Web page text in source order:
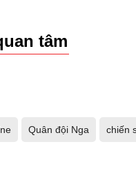
tâm
Quân đội Nga chiến